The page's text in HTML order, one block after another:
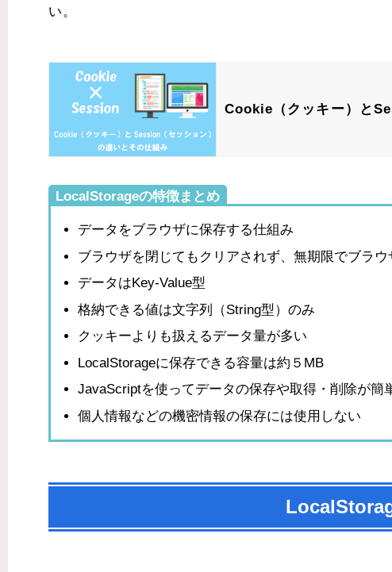
い。
Cookie（クッキー）と
LocalStorageの特徴まとめ
データをブラウザに保存する仕組み
ブラウザを閉じてもクリアされず、無期限でブラウ
データはKey-Value型
格納できる値は文字列（String型）のみ
クッキーよりも扱えるデータ量が多い
LocalStorageに保存できる容量は約５MB
JavaScriptを使ってデータの保存や取得・削除が簡
個人情報などの機密情報の保存には使用しない